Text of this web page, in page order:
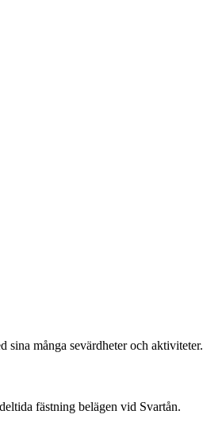
sina många sevärdheter och aktiviteter.
fästning belägen vid Svartån.